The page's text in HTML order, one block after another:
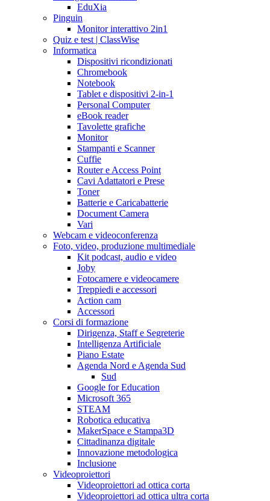
EduXia
Pinguin
Monitor interattivo 2in1
Quiz e test | ClassWise
Informatica
Dispositivi ricondizionati
Chromebook
Notebook
Tablet e dispositivi 2-in-1
Personal Computer
eBook reader
Tavolette grafiche
Monitor
Stampanti e Scanner
Cuffie
Router e Access Point
Cavi Adattatori e Prese
Toner
Batterie e Caricabatterie
Document Camera
Vari
Webcam e videoconferenza
Foto, video, produzione multimediale
Kit podcast, audio e video
Joby
Fotocamere e videocamere
Treppiedi e accessori
Action cam
Accessori
Corsi di formazione
Dirigenza, Staff e Segreterie
Intelligenza Artificiale
Piano Estate
Agenda Nord e Agenda Sud
Sud
Google for Education
Microsoft 365
STEAM
Robotica educativa
MakerSpace e Stampa3D
Cittadinanza digitale
Innovazione metodologica
Inclusione
Videoproiettori
Videoproiettori ad ottica corta
Videoproiettori ad ottica ultra corta